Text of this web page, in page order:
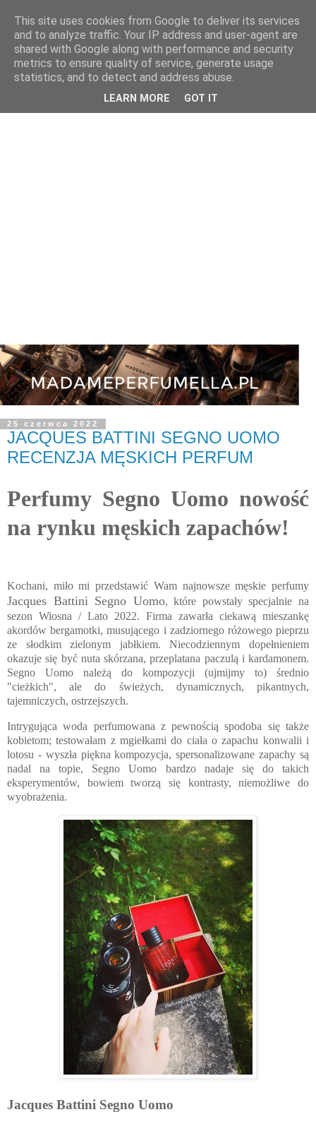
25 czerwca 2022
JACQUES BATTINI SEGNO UOMO
RECENZJA MĘSKICH PERFUM
Perfumy Segno Uomo nowość
na rynku męskich zapachów!
Kochani, miło mi przedstawić Wam najnowsze męskie perfumy
Jacques Battini Segno Uomo, które powstały specjalnie na
sezon Wiosna / Lato 2022. Firma zawarła ciekawą mieszankę
akordów bergamotki, musującego i zadziornego różowego pieprzu
ze słodkim zielonym jabłkiem. Niecodziennym dopełnieniem
okazuje się być nuta skórzana, przeplatana paczulą i kardamonem.
Segno Uomo należą do kompozycji (ujmijmy to) średnio
"cieżkich", ale do świeżych, dynamicznych, pikantnych,
tajemniczych, ostrzejszych.
Intrygująca woda perfumowana z pewnością spodoba się także
kobietom; testowałam z mgiełkami do ciała o zapachu konwalii i
lotosu - wyszła piękna kompozycja, spersonalizowane zapachy są
nadal na topie, Segno Uomo bardzo nadaje się do takich
eksperymentów, bowiem tworzą się kontrasty, niemożliwe do
wyobrażenia.
Jacques Battini Segno Uomo
This site uses cookies from Google to deliver its services
and to analyze traffic. Your IP address and user-agent are
shared with Google along with performance and security
metrics to ensure quality of service, generate usage
statistics, and to detect and address abuse.
LEARN MORE GOT IT